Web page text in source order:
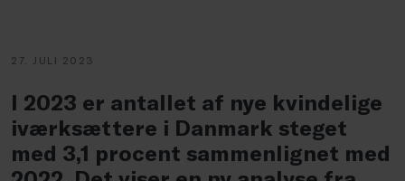
27. JULI 2023
I 2023 er antallet af nye kvindelige
iværksættere i Danmark steget
med 3,1 procent sammenlignet med